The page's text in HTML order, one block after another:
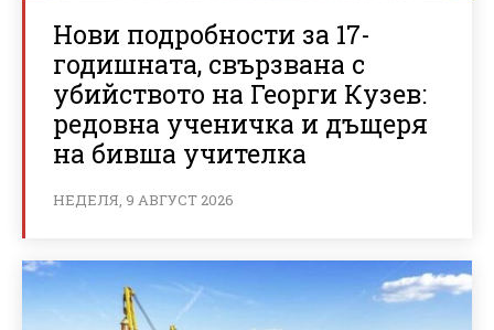
Нови подробности за 17-
годишната, свързвана с
убийството на Георги Кузев:
редовна ученичка и дъщеря
на бивша учителка
НЕДЕЛЯ, 9 АВГУСТ 2026